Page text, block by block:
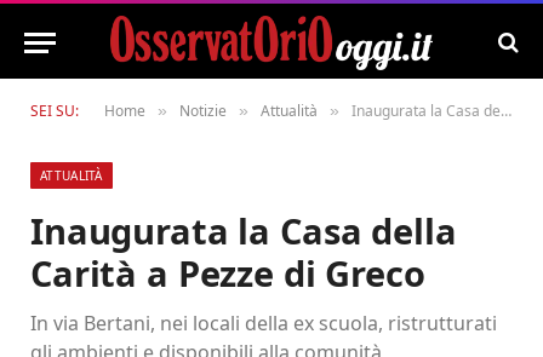
SEI SU: Home » Notizie » Attualità » Inaugurata la Casa della Carità a Pezze di Greco
ATTUALITÀ
Inaugurata la Casa della
Carità a Pezze di Greco
In via Bertani, nei locali della ex scuola, ristrutturati